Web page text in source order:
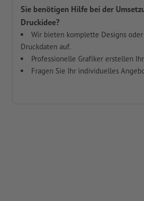
Sie benötigen Hilfe bei der
Druckidee?
Wir bieten komplette Designs
Druckdaten auf.
Professionelle Grafiker erstellen
Fragen Sie Ihr individuelles